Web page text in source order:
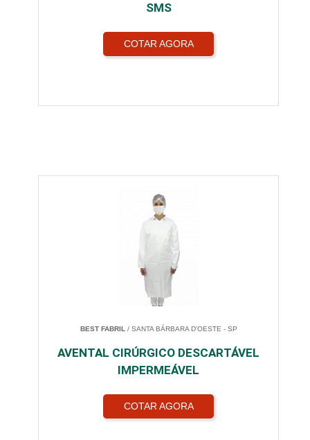
SMS
COTAR AGORA
BEST FABRIL / SANTA BÁRBARA D'OESTE - SP
AVENTAL CIRÚRGICO DESCARTÁVEL
IMPERMEÁVEL
COTAR AGORA